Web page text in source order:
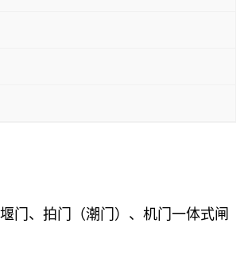
门、拍门（潮门）、机门一体式闸